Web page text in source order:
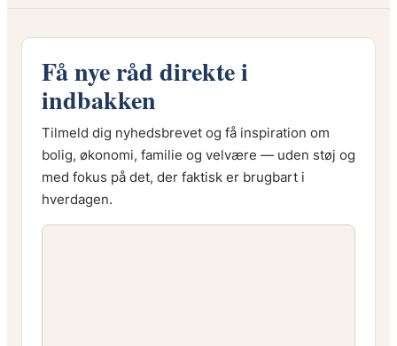
Få nye råd direkte i
indbakken
Tilmeld dig nyhedsbrevet og få inspiration om
bolig, økonomi, familie og velvære — uden støj og
med fokus på det, der faktisk er brugbart i
hverdagen.